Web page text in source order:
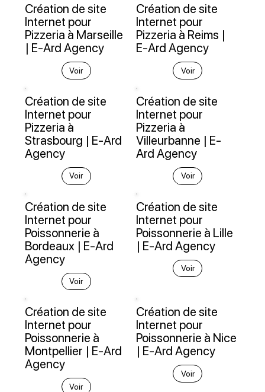
Création de site
Internet pour
Pizzeria à Marseille
| E-Ard Agency
Voir
Création de site
Internet pour
Pizzeria à Reims |
E-Ard Agency
Voir
Création de site
Internet pour
Pizzeria à
Strasbourg | E-Ard
Agency
Voir
Création de site
Internet pour
Pizzeria à
Villeurbanne | E-
Ard Agency
Voir
Création de site
Internet pour
Poissonnerie à
Bordeaux | E-Ard
Agency
Voir
Création de site
Internet pour
Poissonnerie à Lille
| E-Ard Agency
Voir
Création de site
Internet pour
Poissonnerie à
Montpellier | E-Ard
Agency
Voir
Création de site
Internet pour
Poissonnerie à Nice
| E-Ard Agency
Voir